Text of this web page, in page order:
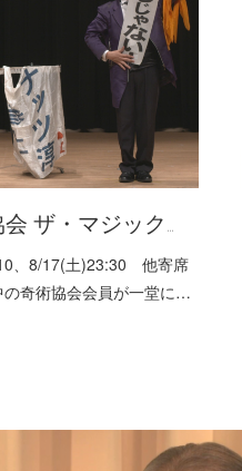
ザ・マジック…
、8/17(土)23:30 他寄席
奇術協会会員が一堂に…